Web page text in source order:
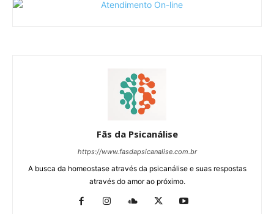
Fãs da Psicanálise
https://www.fasdapsicanalise.com.br
A busca da homeostase através da psicanálise e suas respostas
através do amor ao próximo.